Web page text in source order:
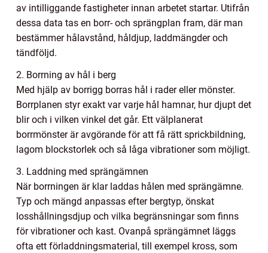
av intilliggande fastigheter innan arbetet startar. Utifrån
dessa data tas en borr- och sprängplan fram, där man
bestämmer hålavstånd, håldjup, laddmängder och
tändföljd.
2. Borrning av hål i berg
Med hjälp av borrigg borras hål i rader eller mönster.
Borrplanen styr exakt var varje hål hamnar, hur djupt det
blir och i vilken vinkel det går. Ett välplanerat
borrmönster är avgörande för att få rätt sprickbildning,
lagom blockstorlek och så låga vibrationer som möjligt.
3. Laddning med sprängämnen
När borrningen är klar laddas hålen med sprängämne.
Typ och mängd anpassas efter bergtyp, önskat
losshållningsdjup och vilka begränsningar som finns
för vibrationer och kast. Ovanpå sprängämnet läggs
ofta ett förladdningsmaterial, till exempel kross, som